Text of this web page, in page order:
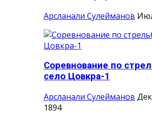
Арсланали Сулейманов
Соревнование по
село Цовкра-1
Арсланали Сулейманов
1894